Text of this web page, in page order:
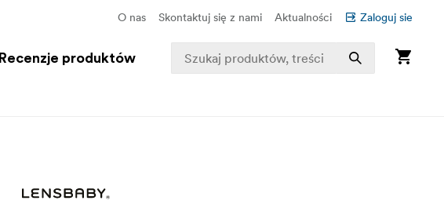
O nas Skontaktuj się z nami Aktualności Zaloguj sie
Recenzje produktów